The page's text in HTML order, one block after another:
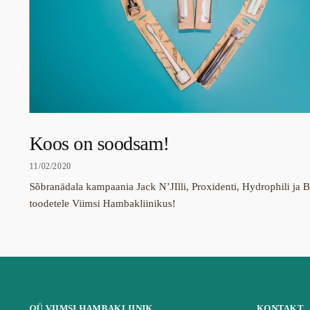
Koos on soodsam!
11/02/2020
Sõbranädala kampaania Jack N’JIlli, Proxidenti, Hydrophili ja
toodetele Viimsi Hambakliinikus!